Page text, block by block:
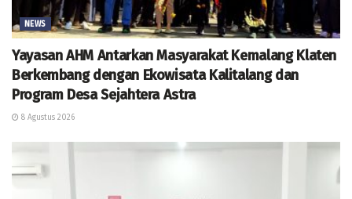
NEWS
Yayasan AHM Antarkan Masyarakat Kemalang Klaten
Berkembang dengan Ekowisata Kalitalang dan
Program Desa Sejahtera Astra
8 Agustus 2026